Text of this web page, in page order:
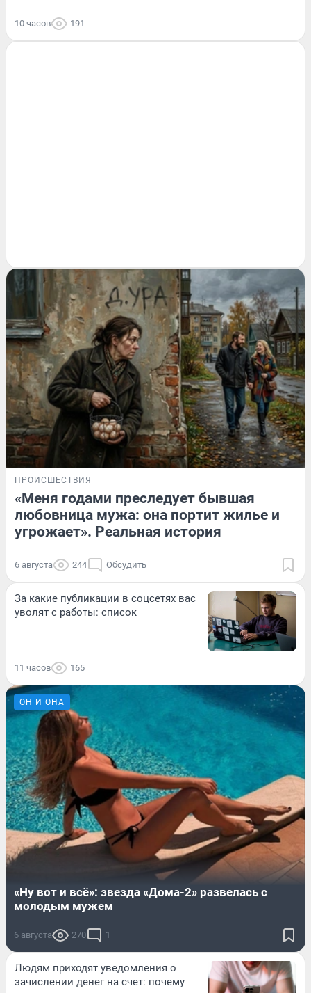
10 часов 191
ПРОИСШЕСТВИЯ
«Меня годами преследует бывшая
любовница мужа: она портит жилье и
угрожает». Реальная история
6 августа 244 Обсудить
За какие публикации в соцсетях вас
уволят с работы: список
11 часов 165
ОН И ОНА
«Ну вот и всё»: звезда «Дома-2» развелась с
молодым мужем
6 августа 270 1
Людям приходят уведомления о
зачислении денег на счет: почему